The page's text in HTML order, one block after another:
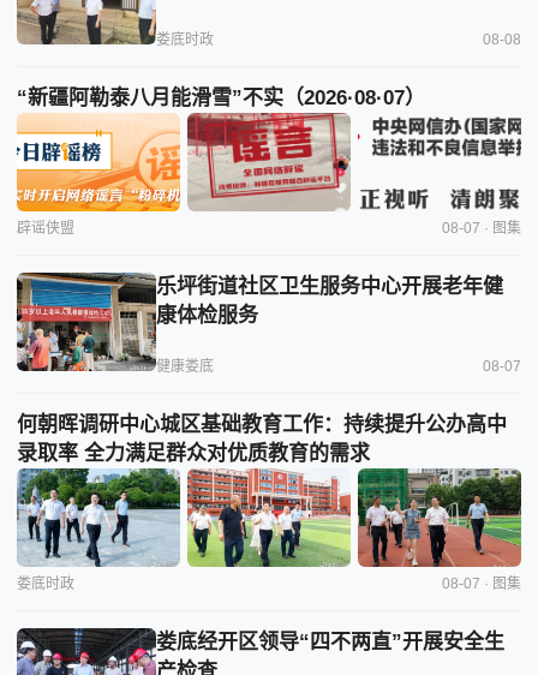
娄底时政 08-08
“新疆阿勒泰八月能滑雪”不实（2026·08·07）
辟谣侠盟 08-07 · 图集
乐坪街道社区卫生服务中心开展老年健
康体检服务
健康娄底 08-07
何朝晖调研中心城区基础教育工作：持续提升公办高中
录取率 全力满足群众对优质教育的需求
娄底时政 08-07 · 图集
娄底经开区领导“四不两直”开展安全生